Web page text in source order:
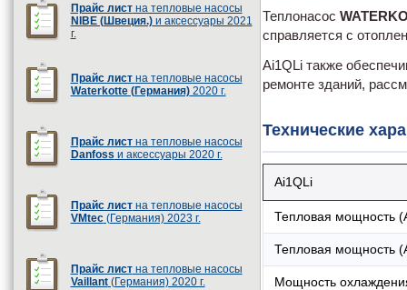
Прайс листна тепловые насосы
NIBE (Швеция.)и аксессуары 2021
г.
Прайс лист на тепловые насосы
Waterkotte (Германия)2020 г.
Прайс листна тепловые насосы
Danfoss и аксессуары 2020 г.
Прайс листна тепловые насосы
VMtec(Германия) 2023 г.
Прайс листна тепловые насосы
Vaillant(Германия) 2020 г.
Теплонасос
справляется с
Ai1QLi также
ремонте зданий,
Технические
Ai1QLi
Тепловая мощность
Тепловая мощность
Мощность